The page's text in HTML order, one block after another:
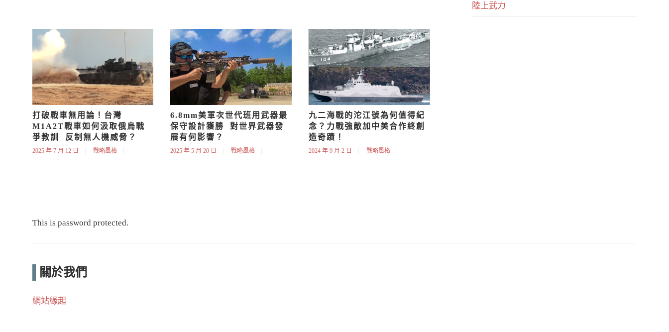
打破戰車無用論！台灣
M1A2T戰車如何汲取俄烏戰
爭教訓  反制無人機威脅？
2025 年 7 月 12 日 戰略風格
6.8mm美軍次世代班用武器最
保守設計獲勝  對世界武器發
展有何影響？
2025 年 5 月 20 日 戰略風格
九二海戰的沱江號為何值得紀
念？力戰強敵加中美合作終創
造奇蹟！
2024 年 9 月 2 日 戰略風格
This is password protected.
陸上武力
關於我們
網站緣起